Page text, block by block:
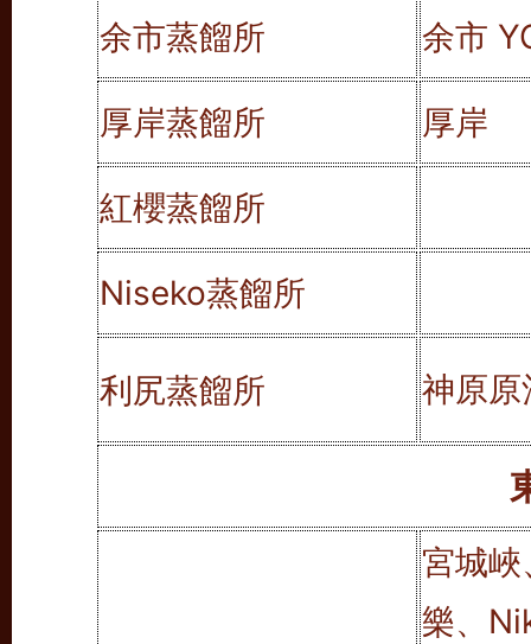
余市蒸餾所 余市
厚岸蒸餾所 厚岸
紅櫻蒸餾所
Niseko蒸餾所
利尻蒸餾所 神原原
宮城峽
樂、